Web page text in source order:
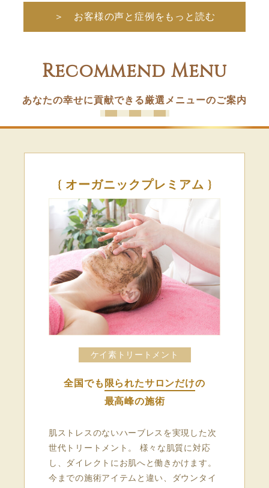
＞ お客様の声と症例をもっと読む
Recommend Menu
あなたの幸せに貢献できる厳選メニューのご案内
{ オーガニックプレミアム }
ケイ素トリートメント
全国でも 限られたサロンだけの
最高峰の施術
肌ストレスのないハーブレスを実現した次
世代トリートメント。 様々な肌質に対応
し、ダイレクトにお肌へと働きかけます。
今までの施術アイテムと違い、ダウンタイ